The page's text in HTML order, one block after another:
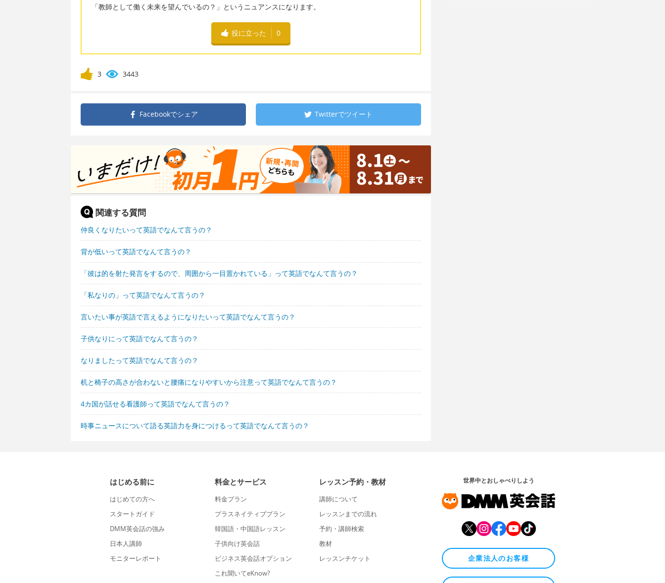
「教師として働く未来を望んでいるの？」というニュアンスになります。
役に立った 0
3 3443
Facebookでシェア Twitterでツイート
関連する質問
仲良くなりたいって英語でなんて言うの？
背が低いって英語でなんて言うの？
「彼は的を射た発言をするので、周囲から一目置かれている」って英語でなんて言うの？
「私なりの」って英語でなんて言うの？
言いたい事が英語で言えるようになりたいって英語でなんて言うの？
子供なりにって英語でなんて言うの？
なりましたって英語でなんて言うの？
机と椅子の高さが合わないと腰痛になりやすいから注意って英語でなんて言うの？
4カ国が話せる看護師って英語でなんて言うの？
時事ニュースについて語る英語力を身につけるって英語でなんて言うの？
はじめる前に
はじめての方へ
スタートガイド
DMM英会話の強み
日本人講師
モニターレポート
料金とサービス
料金プラン
プラスネイティブプラン
韓国語・中国語レッスン
子供向け英会話
ビジネス英会話オプション
これ聞いてeKnow?
レッスン予約・教材
講師について
レッスンまでの流れ
予約・講師検索
教材
レッスンチケット
世界中とおしゃべりしよう
企業法人のお客様